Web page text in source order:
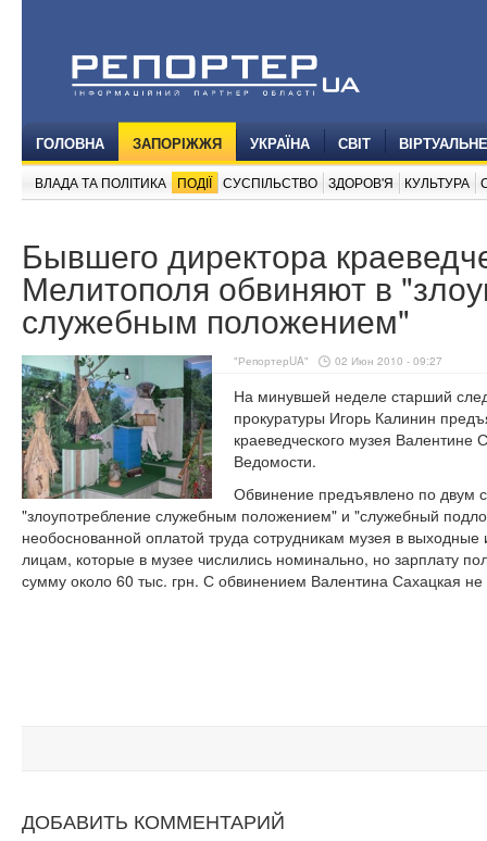
ГОЛОВНА ЗАПОРІЖЖЯ УКРАЇНА СВІТ
ВЛАДА ТА ПОЛІТИКА ПОДІЇ СУСПІЛЬСТВО ЗДОРОВ'Я КУЛЬТУРА
Бывшего директора
Мелитополя обвиняют в
служебным положением"
"РепортерUA" 02 Июн 2010 - 09:27
На минувшей неделе старший
прокуратуры Игорь Калинин
краеведческого музея
Ведомости.
Обвинение предъявлено по двум
"злоупотребление служебным положением" и "служебный
необоснованной оплатой труда сотрудникам музея в
лицам, которые в музее числились номинально, но зарплату
сумму около 60 тыс. грн. С обвинением Валентина Сахацкая не
ДОБАВИТЬ КОММЕНТАРИЙ